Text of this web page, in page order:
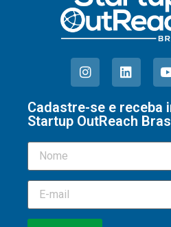
Cadastre-se e receba
Startup OutReach